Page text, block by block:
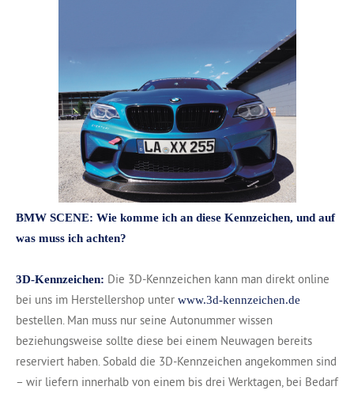
BMW SCENE: Wie komme ich an diese Kennzeichen, und auf
was muss ich achten?
3D-Kennzeichen: Die 3D-Kennzeichen kann man direkt online
bei uns im Herstellershop unter www.3d-kennzeichen.de
bestellen. Man muss nur seine Autonummer wissen
beziehungsweise sollte diese bei einem Neuwagen bereits
reserviert haben. Sobald die 3D-Kennzeichen angekommen sind
– wir liefern innerhalb von einem bis drei Werktagen, bei Bedarf